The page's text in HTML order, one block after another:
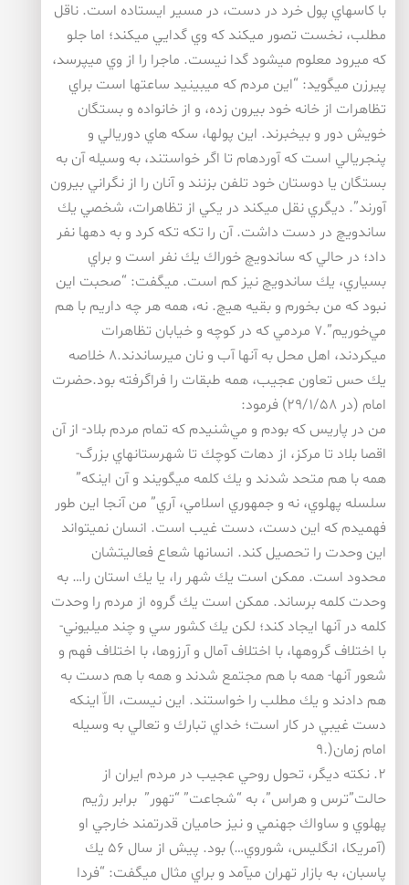
با كاسهاي پول خرد در دست، در مسير ايستاده است. ناقل
مطلب، نخست تصور ميكند كه وي گدايي ميكند؛ اما جلو
كه ميرود معلوم ميشود گدا نيست. ماجرا را از وي ميپرسد،
پيرزن ميگويد: “اين مردم كه ميبينيد ساعتها است براي
تظاهرات از خانه خود بيرون زده، و از خانواده و بستگان
خويش دور و بيخبرند. اين پولها، سكه هاي دوريالي و
پنجريالي است كه آوردهام تا اگر خواستند، به وسيله آن به
بستگان يا دوستان خود تلفن بزنند و آنان را از نگراني بيرون
آورند”. ديگري نقل ميكند در يكي از تظاهرات، شخصي يك
ساندويچ در دست داشت. آن را تكه تكه كرد و به دهها نفر
داد؛ در حالي كه ساندويچ خوراك يك نفر است و براي
بسياري، يك ساندويچ نيز كم است. ميگفت: “صحبت اين
نبود كه من بخورم و بقيه هيچ. نه، همه هر چه داريم با هم
مي‌خوريم”.۷ مردمي كه در كوچه و خيابان تظاهرات
ميكردند، اهل محل به آنها آب و نان ميرساندند.۸ خلاصه
يك حس تعاون عجيب، همه طبقات را فراگرفته بود.حضرت
امام (در ۲۹/۱/۵۸) فرمود:
من در پاريس كه بودم و مي‌شنيدم كه تمام مردم بلاد- از آن
اقصا بلاد تا مركز، از دهات كوچك تا شهرستانهاي بزرگ-
همه با هم متحد شدند و يك كلمه ميگويند و آن اينكه”
سلسله پهلوي، نه و جمهوري اسلامي، آري” من آنجا اين طور
فهميدم كه اين دست، دست غيب است. انسان نميتواند
اين وحدت را تحصيل كند. انسانها شعاع فعاليتشان
محدود است. ممكن است يك شهر را، يا يك استان را… به
وحدت كلمه برساند. ممكن است يك گروه از مردم را وحدت
كلمه در آنها ايجاد كند؛ لكن يك كشور سي و چند ميليوني-
با اختلاف گروهها، با اختلاف آمال و آرزوها، با اختلاف فهم و
شعور آنها- همه با هم مجتمع شدند و همه با هم دست به
هم دادند و يك مطلب را خواستند. اين نيست، الاّ اينكه
دست غيبي در كار است؛ خداي تبارك و تعالي به وسيله
امام زمان(.۹
۲. نكته ديگر، تحول روحي عجيب در مردم ايران از
حالت”ترس و هراس”، به “شجاعت” “تهور” برابر رژيم
پهلوي و ساواك جهنمي و نيز حاميان قدرتمند خارجي او
(آمريكا، انگليس، شوروي…) بود. پيش از سال ۵۶ يك
پاسبان، به بازار تهران ميآمد و براي مثال ميگفت: “فردا